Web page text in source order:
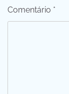
Comentário *